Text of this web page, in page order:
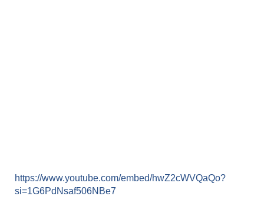
https://www.youtube.com/embed/hwZ2cWVQaQo?
si=1G6PdNsaf506NBe7